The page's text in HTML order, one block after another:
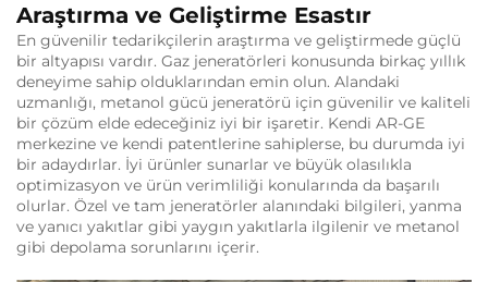
Araştırma ve Geliştirme Esastır
En güvenilir tedarikçilerin araştırma ve geliştirmede güçlü
bir altyapısı vardır. Gaz jeneratörleri konusunda birkaç yıllık
deneyime sahip olduklarından emin olun. Alandaki
uzmanlığı, metanol gücü jeneratörü için güvenilir ve kaliteli
bir çözüm elde edeceğiniz iyi bir işaretir. Kendi AR-GE
merkezine ve kendi patentlerine sahiplerse, bu durumda iyi
bir adaydırlar. İyi ürünler sunarlar ve büyük olasılıkla
optimizasyon ve ürün verimliliği konularında da başarılı
olurlar. Özel ve tam jeneratörler alanındaki bilgileri, yanma
ve yanıcı yakıtlar gibi yaygın yakıtlarla ilgilenir ve metanol
gibi depolama sorunlarını içerir.